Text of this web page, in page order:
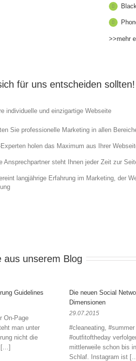
>>mehr
für uns entscheiden sollten!
individuelle und einzigartige Webseite
Sie professionelle Marketing in allen
holen das Maximum aus Ihrer
Ansprechpartner steht Ihnen jeder Zeit zur
langjährige Erfahrung im Marketing, der
aus unserem Blog
Guidelines
On-Page
man unter
nicht die
[…]
Die neuen Social
Dimensionen
29.07.2015
#cleaneating, #summer
#outfitoftheday
mittlerweile schon bis
Schlaf. Instagram ist